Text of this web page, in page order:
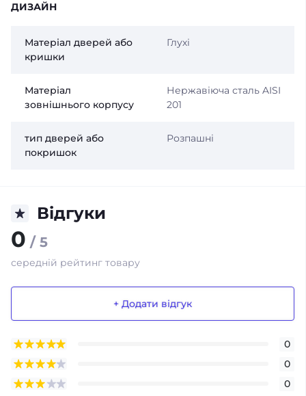
ДИЗАЙН
Матеріал дверей або
кришки
Глухі
Матеріал
зовнішнього корпусу
Нержавіюча сталь AISI
201
тип дверей або
покришок
Розпашні
Відгуки
0 / 5
середній рейтинг товару
+ Додати відгук
0
0
0